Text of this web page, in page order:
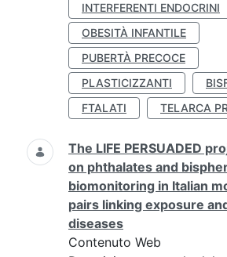
INTERFERENTI ENDOCRINI
OBESITÀ INFANTILE
PUBERTÀ PRECOCE
PLASTICIZZANTI
FTALATI
TELARCA
The LIFE PERSUADED
on phthalates and
biomonitoring in Italian
pairs linking exposure
diseases
Contenuto Web